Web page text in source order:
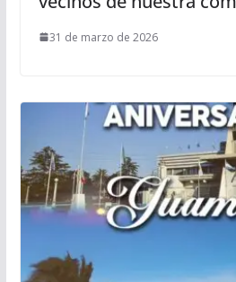
31 de marzo de 2026